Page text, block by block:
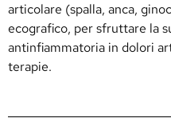
articolare (spalla, anca,
ecografico, per sfruttare la
antinfiammatoria in dolori
terapie.